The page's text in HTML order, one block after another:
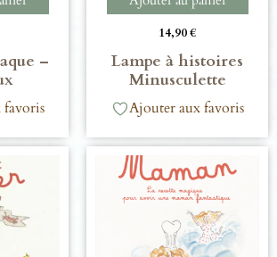
–
14,90€
Lampe à histoires
Minusculette
Ajouter aux favoris